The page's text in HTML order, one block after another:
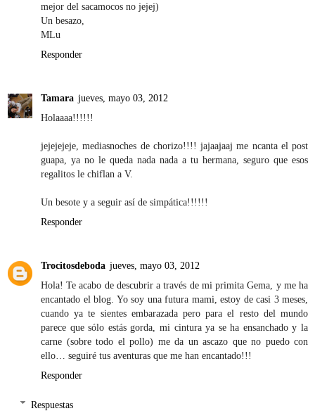
mejor del sacamocos no jejej)
Un besazo,
MLu
Responder
Tamara jueves, mayo 03, 2012
Holaaaa!!!!!!
jejejejeje, mediasnoches de chorizo!!!! jajaajaaj me ncanta el post
guapa, ya no le queda nada nada a tu hermana, seguro que esos
regalitos le chiflan a V.
Un besote y a seguir así de simpática!!!!!!
Responder
Trocitosdeboda jueves, mayo 03, 2012
Hola! Te acabo de descubrir a través de mi primita Gema, y me ha
encantado el blog. Yo soy una futura mami, estoy de casi 3 meses,
cuando ya te sientes embarazada pero para el resto del mundo
parece que sólo estás gorda, mi cintura ya se ha ensanchado y la
carne (sobre todo el pollo) me da un ascazo que no puedo con
ello… seguiré tus aventuras que me han encantado!!!
Responder
Respuestas